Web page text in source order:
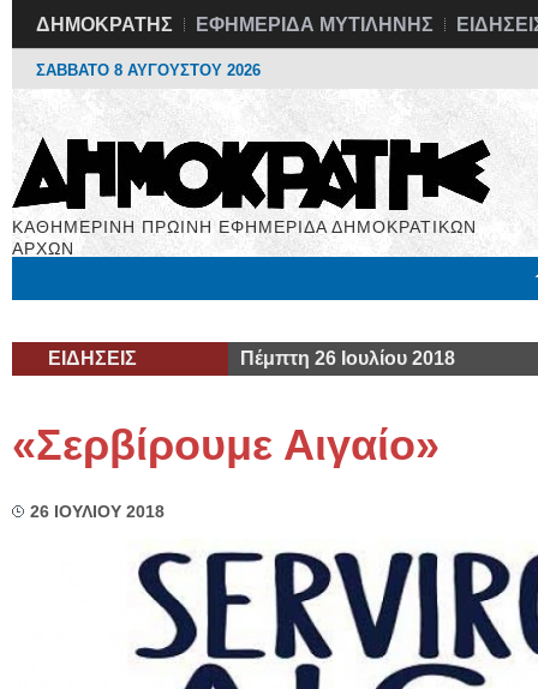
ΔΗΜΟΚΡΑΤΗΣ ΕΦΗΜΕΡΙΔΑ ΜΥΤΙΛΗΝΗΣ
ΣΑΒΒΑΤΟ 8 ΑΥΓΟΥΣΤΟΥ 2026
ΚΑΘΗΜΕΡΙΝΗ ΠΡΩΙΝΗ ΕΦΗΜΕΡΙΔΑ ΔΗΜΟΚΡΑΤΙΚΩΝ
ΑΡΧΩΝ
ΕΙΔΗΣΕΙΣ Πέμπτη 26 Ιουλίου 2018
«Σερβίρουμε Αιγαίο»
26 ΙΟΥΛΙΟΥ 2018